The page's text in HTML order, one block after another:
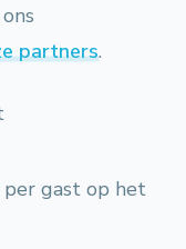
partners.
per gast op het